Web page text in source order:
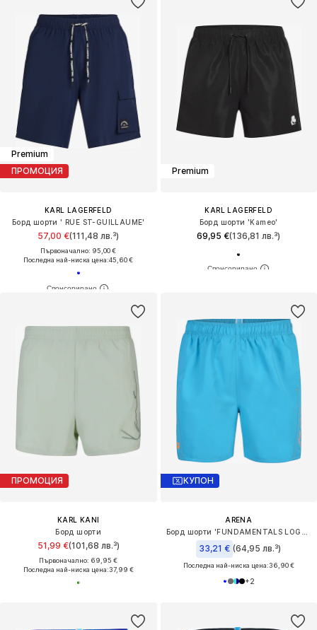
Premium
ПРОМОЦИЯ
KARL LAGERFELD
Борд шорти ' RUE ST-GUILLAUME'
57,00 €(111,48 лв.³)
Първоначално: 95,00 €
Последна най-ниска цена:45,60 €
Premium
KARL LAGERFELD
Борд шорти 'Kameo'
69,95 €(136,81 лв.³)
ПРОМОЦИЯ
KARL KANI
Борд шорти
51,99 €(101,68 лв.³)
Първоначално: 69,95 €
Последна най-ниска цена:37,99 €
КУПОН
ARENA
33,21 € (64,95 лв.³)
Последна най-ниска цена:36,90 €
+2